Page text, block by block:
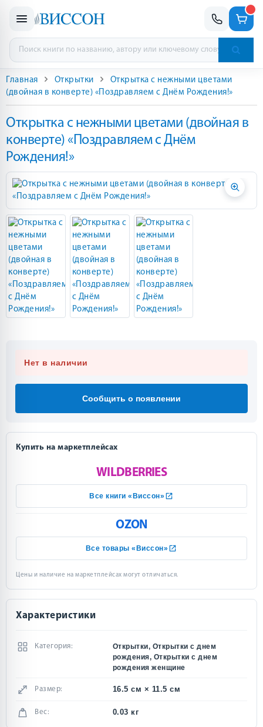
Главная Открытки
Открытка с нежными цветами
(двойная в конверте) «Поздравляем с Днём Рождения!»
Открытка с нежными цветами (двойная в
конверте) «Поздравляем с Днём
Рождения!»
Нет в наличии
Сообщить о появлении
Купить на маркетплейсах
WILDBERRIES
Все книги «Виссон»
OZON
Все товары «Виссон»
Цены и наличие на маркетплейсах могут отличаться.
Характеристики
Категория:
Открытки, Открытки с днем
рождения, Открытки с днем
рождения женщине
Размер: 16.5 см × 11.5 см
Вес: 0.03 кг